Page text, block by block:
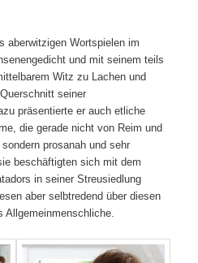
aberwitzigen Wortspielen im
und mit seinem teils
Witz zu Lachen und
seiner
präsentierte er auch etliche
die gerade nicht von Reim und
prosanah und sehr
beschäftigten sich mit dem
in seiner Streusiedlung
aber selbtredend über diesen
Allgemeinmenschliche.